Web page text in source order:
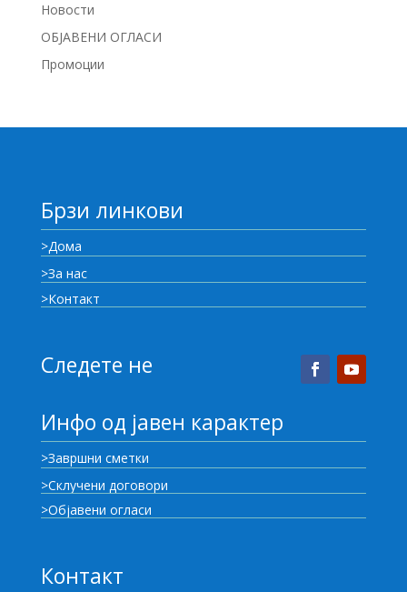
Новости
ОБЈАВЕНИ ОГЛАСИ
Промоции
Брзи линкови
>Дома
>За нас
>Контакт
Следете не
Инфо од јавен карактер
>Завршни сметки
>Склучени договори
>Објавени огласи
Контакт